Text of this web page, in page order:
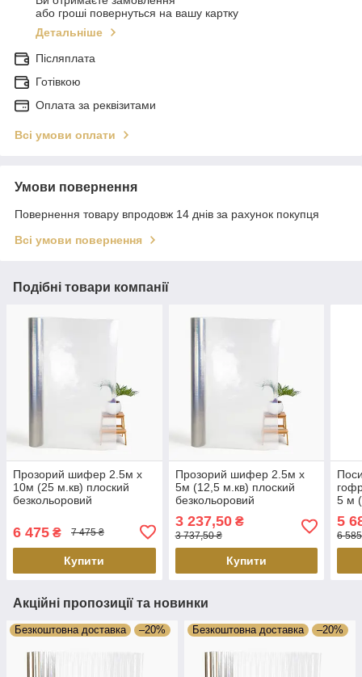
або гроші повернуться на вашу картку
Детальніше
Післяплата
Готівкою
Оплата за реквізитами
Всі умови оплати
Умови повернення
Повернення товару впродовж 14 днів за рахунок покупця
Всі умови повернення
Подібні товари компанії
Прозорий шифер 2.5м х
10м (25 м.кв) плоский
безкольоровий
6 475 ₴ 7 475 ₴
Купити
Прозорий шифер 2.5м х
5м (12,5 м.кв) плоский
безкольоровий
3 237,50₴
3 737,50 ₴
Купити
5 м
5
6
Акційні пропозиції та новинки
Безкоштовна доставка –20% Безкоштовна доставка –20%